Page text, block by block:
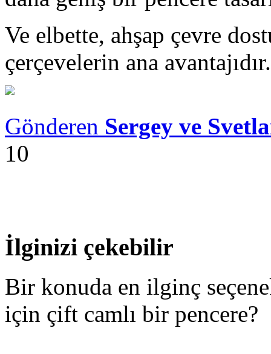
Ve elbette, ahşap çevre
çerçevelerin ana avantajıdır.
Gönderen Sergey ve
10
İlginizi çekebilir
Bir konuda en ilginç
için çift camlı bir pencere?